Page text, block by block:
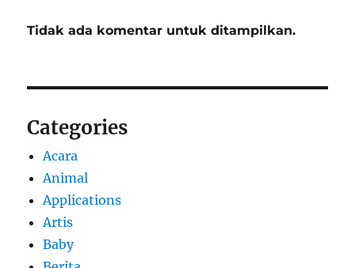
Tidak ada komentar untuk ditampilkan.
Categories
Acara
Animal
Applications
Artis
Baby